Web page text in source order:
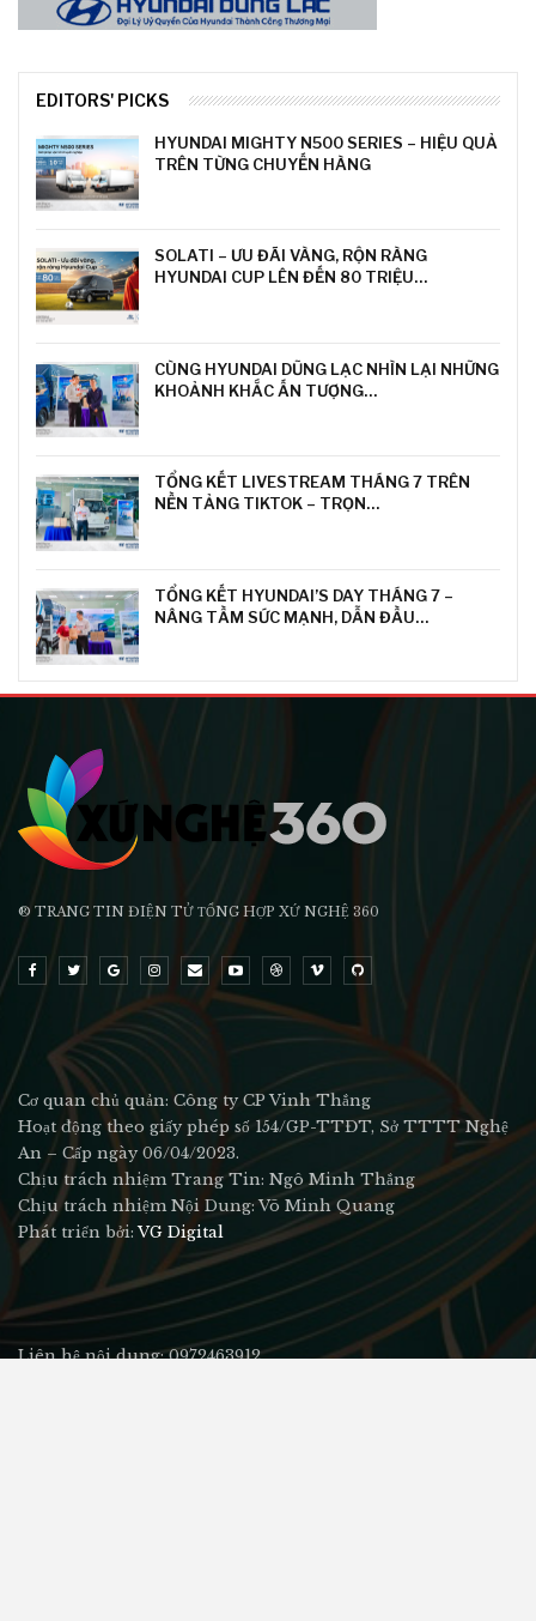
EDITORS' PICKS
HYUNDAI MIGHTY N500 SERIES – HIỆU QUẢ
TRÊN TỪNG CHUYẾN HÀNG
SOLATI – ƯU ĐÃI VÀNG, RỘN RÀNG
HYUNDAI CUP LÊN ĐẾN 80 TRIỆU…
CÙNG HYUNDAI DŨNG LẠC NHÌN LẠI NHỮNG
KHOẢNH KHẮC ẤN TƯỢNG…
TỔNG KẾT LIVESTREAM THÁNG 7 TRÊN
NỀN TẢNG TIKTOK – TRỌN…
TỔNG KẾT HYUNDAI’S DAY THÁNG 7 –
NÂNG TẦM SỨC MẠNH, DẪN ĐẦU…
® TRANG TIN ĐIỆN TỬ ТỔNG HỢP XỨ NGHỆ 360
Cơ quan chủ quản: Công ty CP Vinh Thắng
Hoạt động theo giấy phép số 154/GP-TTĐT, Sở TTTT Nghệ
An – Cấp ngày 06/04/2023.
Chịu trách nhiệm Trang Tin: Ngô Minh Thắng
Chịu trách nhiệm Nội Dung: Võ Minh Quang
Phát triển bởi:VG Digital
Liên hệ nội dung: 0972463912